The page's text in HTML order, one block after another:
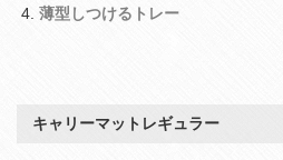
薄型しつけるトレー
キャリーマットレギュラー